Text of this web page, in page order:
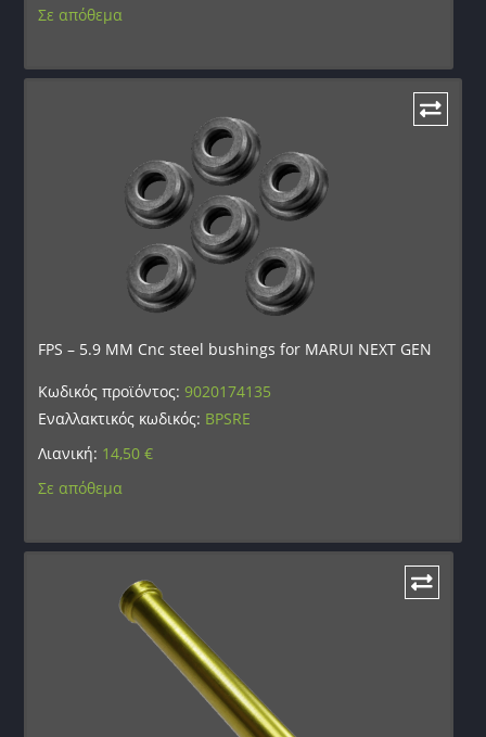
Σε απόθεμα
FPS – 5.9 MM Cnc steel bushings for MARUI NEXT GEN
Κωδικός προϊόντος:9020174135
Εναλλακτικός κωδικός: BPSRE
Λιανική: 14,50€
Σε απόθεμα